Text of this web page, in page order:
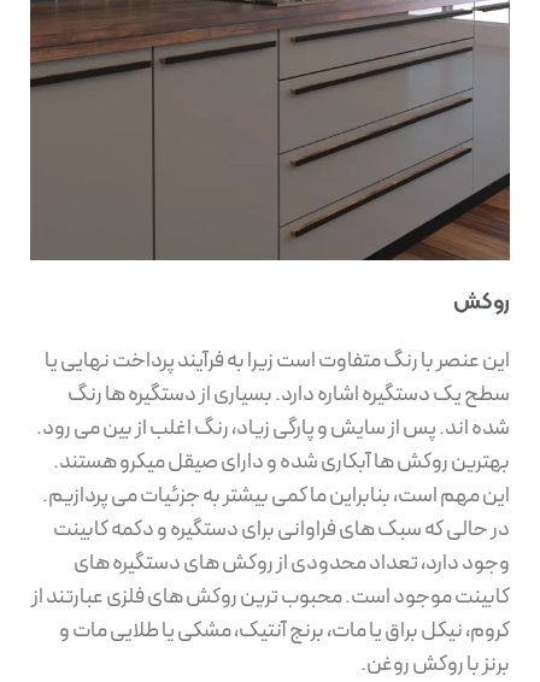
روکش
این عنصر با رنگ متفاوت است زیرا به فرآیند پرداخت نهایی یا
سطح یک دستگیره اشاره دارد. بسیاری از دستگیره ها رنگ
شده اند. پس از سایش و پارگی زیاد، رنگ اغلب از بین می رود.
بهترین روکش ها آبکاری شده و دارای صیقل میکرو هستند.
این مهم است، بنابراین ما کمی بیشتر به جزئیات می پردازیم.
در حالی که سبک های فراوانی برای دستگیره و دکمه کابینت
وجود دارد، تعداد محدودی از روکش های دستگیره های
کابینت موجود است. محبوب ترین روکش های فلزی عبارتند از
کروم، نیکل براق یا مات، برنج آنتیک، مشکی یا طلایی مات و
برنز با روکش روغن.